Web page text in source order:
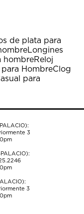
de plata para
Longines
hombreReloj
HombreClog
para
3
3